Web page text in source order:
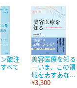
酸注
べて
美容医療を知る
－いま、この領
域を志すあな...
¥3,300